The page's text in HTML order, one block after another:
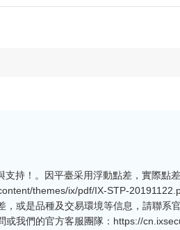
持！。因平臺采用浮動點差，實際點
themes/ix/pdf/IX-STP-
，或是品種及交易環境等信息，請聯系
我們的官方客服團隊：https://